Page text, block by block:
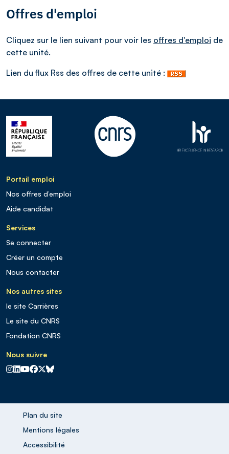
Offres d'emploi
Cliquez sur le lien suivant pour voir les offres d'emploi de
cette unité.
Lien du flux Rss des offres de cette unité :
Portail emploi
Nos offres d’emploi
Aide candidat
Services
Se connecter
Créer un compte
Nous contacter
Nos autres sites
le site Carrières
Le site du CNRS
Fondation CNRS
Nous suivre
CNRS sur Instagram
CNRS sur Linkedin
CNRS sur Youtube
CNRS sur Facebook
CNRS sur X
CNRS sur Blus sky
Plan du site
Mentions légales
Accessibilité